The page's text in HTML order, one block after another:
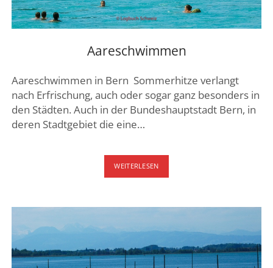
Aareschwimmen
Aareschwimmen in Bern Sommerhitze verlangt
nach Erfrischung, auch oder sogar ganz besonders in
den Städten. Auch in der Bundeshauptstadt Bern, in
deren Stadtgebiet die eine…
WEITERLESENAARESCHWIMMEN